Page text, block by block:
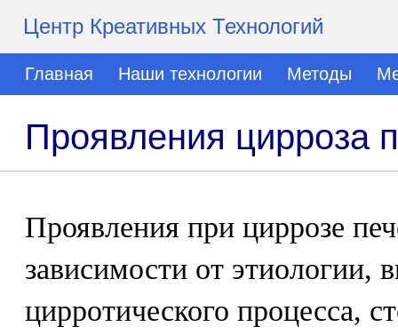
Центр Креативных Технологий
Главная Наши технологии Методы
Проявления цирроза
Проявления при циррозе
зависимости от этиологии,
цирротического процесса,